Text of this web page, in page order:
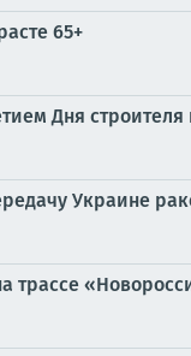
65+
Дня
Украине
трассе